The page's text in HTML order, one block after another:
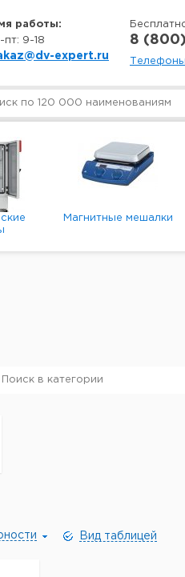
работы:
пт: 9-18
expert.ru
8
Магнитные мешалки
Вид таблицей